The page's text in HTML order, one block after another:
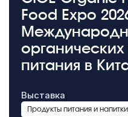
Food Expo
органических
питания в
Выставка
Продукты питания и напитки